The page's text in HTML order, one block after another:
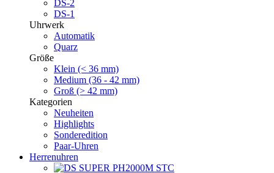
DS-2
DS-1
Uhrwerk
Automatik
Quarz
Größe
Klein (< 36 mm)
Medium (36 - 42 mm)
Groß (> 42 mm)
Kategorien
Neuheiten
Highlights
Sonderedition
Paar-Uhren
Herrenuhren